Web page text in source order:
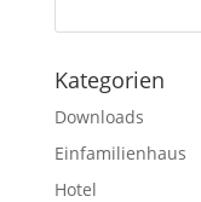
Kategorien
Downloads
Einfamilienhaus
Hotel